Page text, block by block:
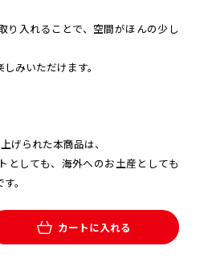
り入れることで、空間がほんの少し
みいただけます。
げられた本商品は、
としても、海外へのお土産としても
。
カートに入れる